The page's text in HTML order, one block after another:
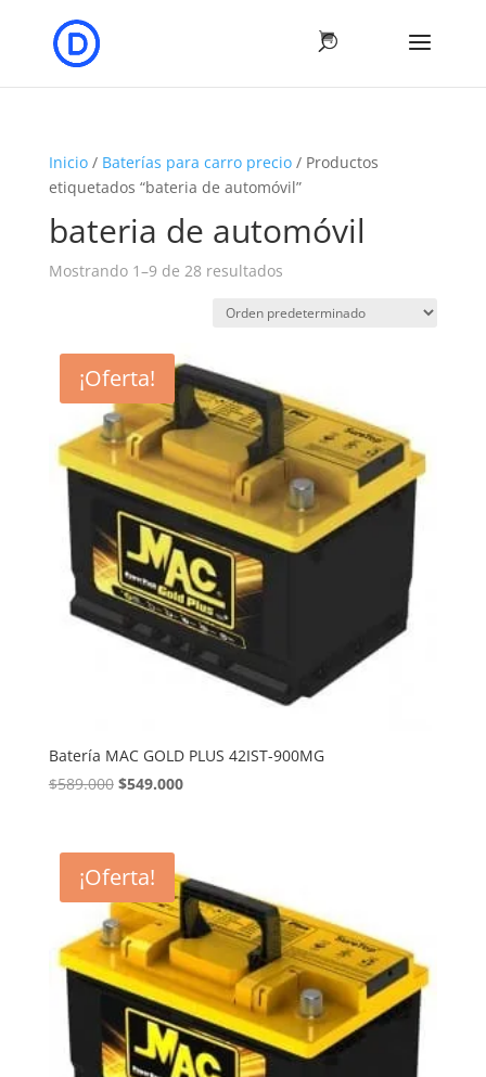
Inicio/ Baterías para carro precio/ Productos
etiquetados “bateria de automóvil”
bateria de automóvil
Mostrando 1–9 de 28 resultados
¡Oferta!
Batería MAC GOLD PLUS 42IST-900MG
$589.000 El
era:
$589.000.
$549.000El
$549.000.
¡Oferta!